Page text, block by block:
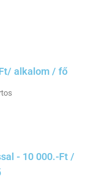
alkalom / fő
- 10 000.-Ft /